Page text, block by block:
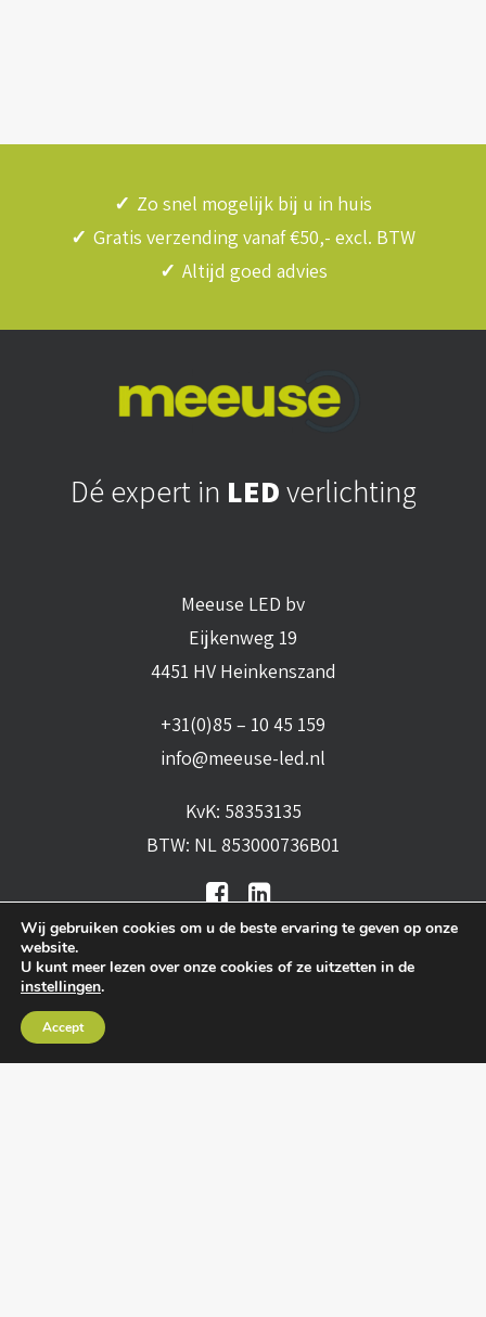
✓ Zo snel mogelijk bij u in huis
✓ Gratis verzending vanaf €50,- excl. BTW
✓ Altijd goed advies
Dé expert in LEDverlichting
Meeuse LED bv
Eijkenweg 19
4451 HV Heinkenszand
+31(0)85 – 10 45 159
info@meeuse-led.nl
KvK: 58353135
BTW: NL 853000736B01
leveringsvoorwaarden
Wij gebruiken cookies om u de beste ervaring te geven op onze
website.
U kunt meer lezen over onze cookies of ze uitzetten in de
instellingen.
Accept